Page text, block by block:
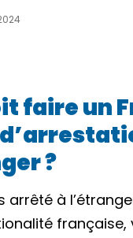
faire un
?
arrêté à
française,